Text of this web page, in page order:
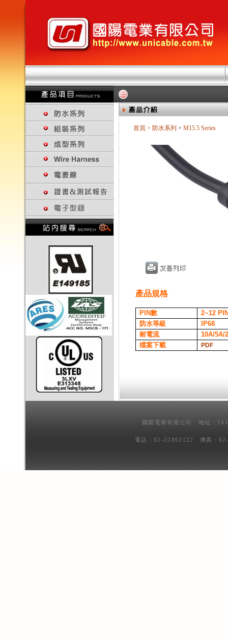
首頁 > 防水系列 > M15.5 Series
產品規格
PIN數 2~12
防水等級
IP68
耐電流
10A/5A/
檔案下載
PDF
國陽電業有限公司 地址：
電話：02-22862122 傳真：